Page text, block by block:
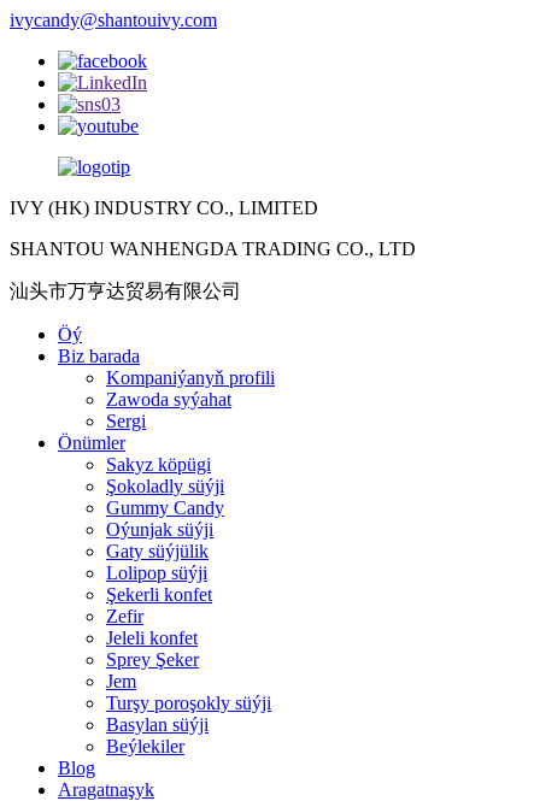
ivycandy@shantouivy.com
IVY (HK) INDUSTRY CO., LIMITED
SHANTOU WANHENGDA TRADING CO., LTD
汕头市万亨达贸易有限公司
Öý
Biz barada
Kompaniýanyň profili
Zawoda syýahat
Sergi
Önümler
Sakyz köpügi
Şokoladly süýji
Gummy Candy
Oýunjak süýji
Gaty süýjülik
Lolipop süýji
Şekerli konfet
Zefir
Jeleli konfet
Sprey Şeker
Jem
Turşy poroşokly süýji
Basylan süýji
Beýlekiler
Blog
Aragatnaşyk